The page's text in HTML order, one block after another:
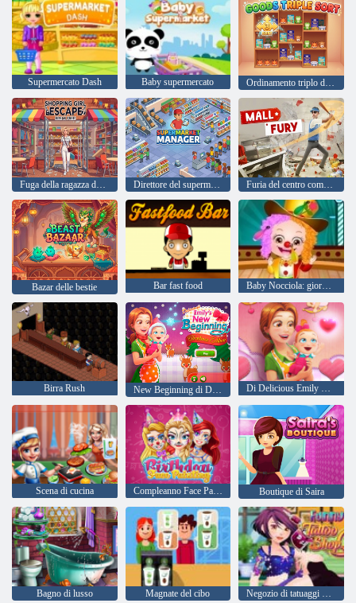
Supermercato Dash Baby supermercato Ordinamento triplo delle merci
Fuga della ragazza dello shopping Direttore del supermercato Furia del centro commerciale
Bazar delle bestie Bar fast food Baby Nocciola: giornata annuale della scuola
Birra Rush New Beginning di Delicious Emily Christmas Edition Di Delicious Emily New Beginning Edizione di San Valentino
Scena di cucina Compleanno Face Painting Boutique di Saira
Bagno di lusso Magnate del cibo Negozio di tatuaggi divertente